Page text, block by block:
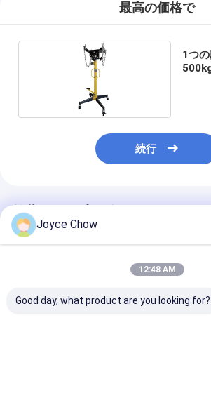
最高の価格で
1つ
続行
推薦されたプロダクト
Joyce Chow
12:48 AM
Good day, what product are you looking for?